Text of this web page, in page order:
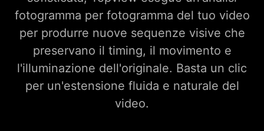
fotogramma per fotogramma del tuo video
per produrre nuove sequenze visive che
preservano il timing, il movimento e
l'illuminazione dell'originale. Basta un clic
per un'estensione fluida e naturale del
video.